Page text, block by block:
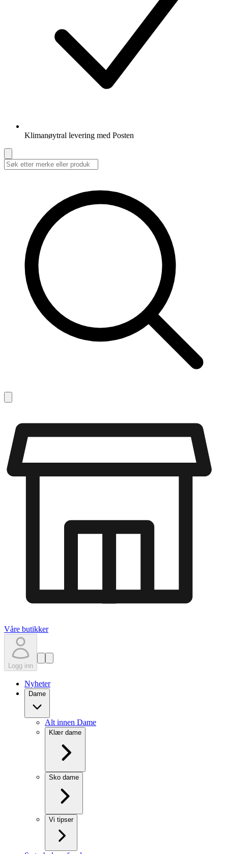
Klimanøytral levering med Posten
Våre butikker
Logg inn
Nyheter
Dame
Alt innen Dame
Klær dame
Sko dame
Vi tipser